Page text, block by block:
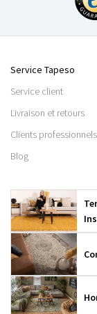
Service Tapeso
Service client
Livraison et retours
Clients professionnels
Blog